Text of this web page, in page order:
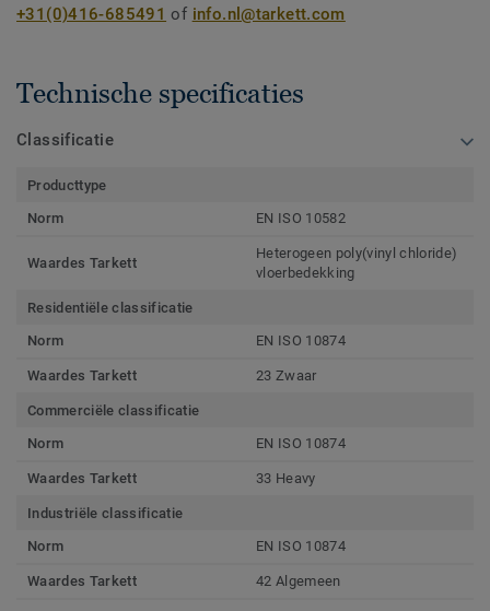
+31(0)416-685491 of info.nl@tarkett.com
Technische specificaties
Classificatie
Producttype
Norm
EN ISO 10582
Waardes Tarkett
Heterogeen poly(vinyl chloride)
vloerbedekking
Residentiële classificatie
Norm
EN ISO 10874
Waardes Tarkett 23 Zwaar
Commerciële classificatie
Norm
EN ISO 10874
Waardes Tarkett 33 Heavy
Industriële classificatie
Norm
EN ISO 10874
Waardes Tarkett 42 Algemeen